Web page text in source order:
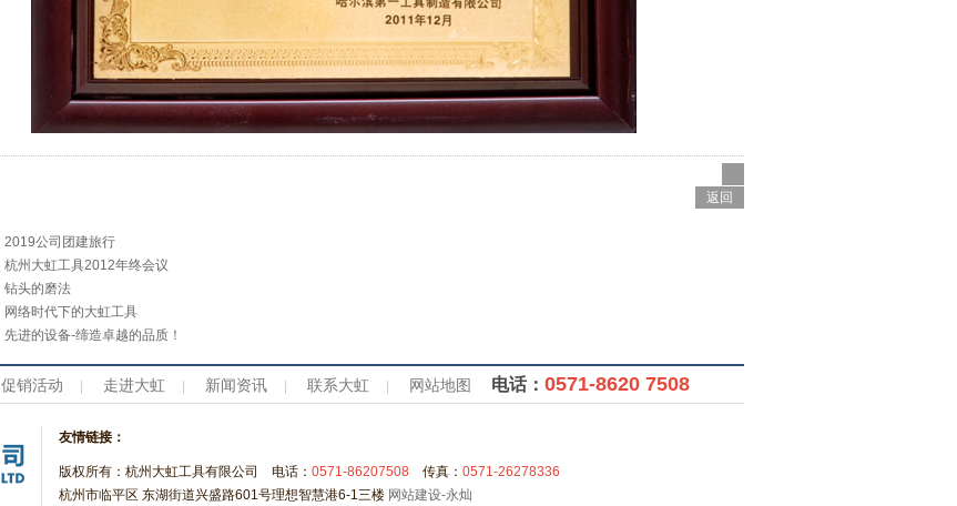
返回
2019公司团建旅行
杭州大虹工具2012年终会议
钻头的磨法
网络时代下的大虹工具
先进的设备-缔造卓越的品质！
促销活动 走进大虹 新闻资讯 联系大虹 网站地图 电话： 0571-8620 7508
友情链接：
版权所有：杭州大虹工具有限公司 电话： 0571-86207508 传真： 0571-26278336
杭州市临平区 东湖街道兴盛路601号理想智慧港6-1三楼 网站建设-永灿